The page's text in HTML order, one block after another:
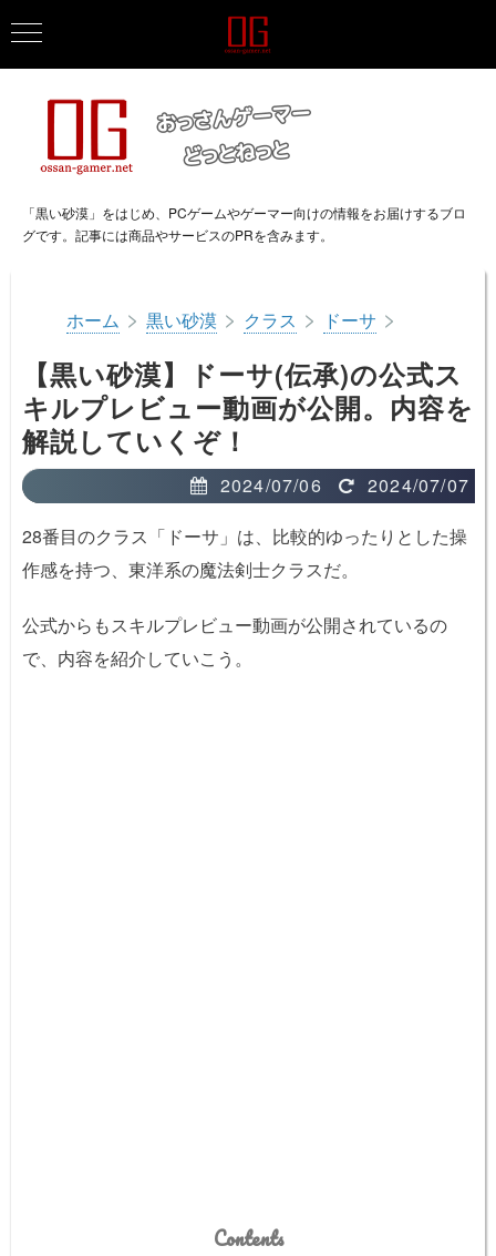
「黒い砂漠」をはじめ、PCゲームやゲーマー向けの情報をお届けするブロ
グです。記事には商品やサービスのPRを含みます。
ホーム > 黒い砂漠 > クラス > ドーサ >
【黒い砂漠】ドーサ(伝承)の公式ス
キルプレビュー動画が公開。内容を
解説していくぞ！
2024/07/06
2024/07/07
28番目のクラス「ドーサ」は、比較的ゆったりとした操
作感を持つ、東洋系の魔法剣士クラスだ。
公式からもスキルプレビュー動画が公開されているの
で、内容を紹介していこう。
Contents